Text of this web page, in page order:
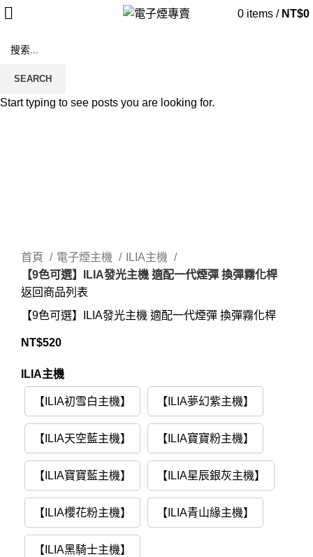
0 items / NT$0
首頁
電子煙主機
ILIA主機
【9色可選】ILIA發光主機 適配一代煙彈 換彈霧化桿
返回商品列表
【9色可選】ILIA發光主機 適配一代煙彈 換彈霧化桿
NT$520
ILIA主機
【ILIA初雪白主機】 【ILIA夢幻紫主機】
【ILIA天空藍主機】 【ILIA寶寶粉主機】
【ILIA寶寶藍主機】 【ILIA星辰銀灰主機】
【ILIA櫻花粉主機】 【ILIA青山緣主機】
【ILIA黑騎士主機】
SEARCH
Start typing to see posts you are looking for.